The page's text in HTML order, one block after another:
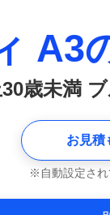
A3
歳未満
お見積
自動設定さ